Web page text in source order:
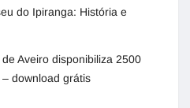
do Ipiranga: História e
Aveiro disponibiliza 2500
download grátis